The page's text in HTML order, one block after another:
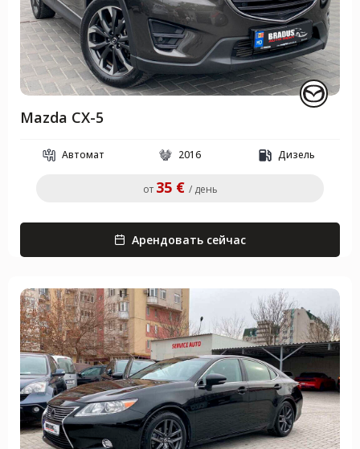
Mazda CX-5
Автомат 2016 Дизель
от 35 € / день
Арендовать сейчас